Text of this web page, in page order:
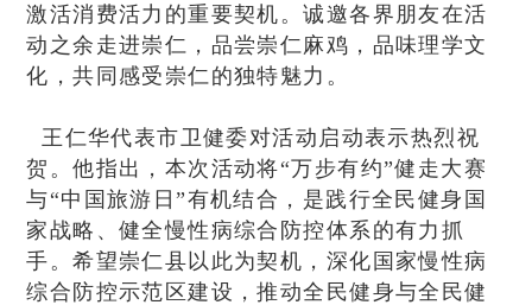
激活消费活力的重要契机。诚邀各界朋友在活
动之余走进崇仁，品尝崇仁麻鸡，品味理学文
化，共同感受崇仁的独特魅力。
王仁华代表市卫健委对活动启动表示热烈祝
贺。他指出，本次活动将“万步有约”健走大赛
与“中国旅游日”有机结合，是践行全民健身国
家战略、健全慢性病综合防控体系的有力抓
手。希望崇仁县以此为契机，深化国家慢性病
综合防控示范区建设，推动全民健身与全民健